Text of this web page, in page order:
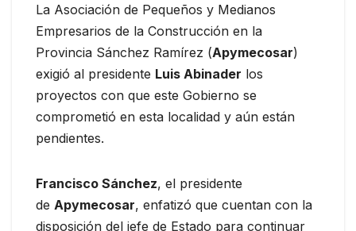
La Asociación de Pequeños y Medianos
Empresarios de la Construcción en la
Provincia Sánchez Ramírez (Apymecosar)
exigió al presidente Luis Abinader los
proyectos con que este Gobierno se
comprometió en esta localidad y aún están
pendientes.
Francisco Sánchez, el presidente
de Apymecosar, enfatizó que cuentan con la
disposición del jefe de Estado para continuar